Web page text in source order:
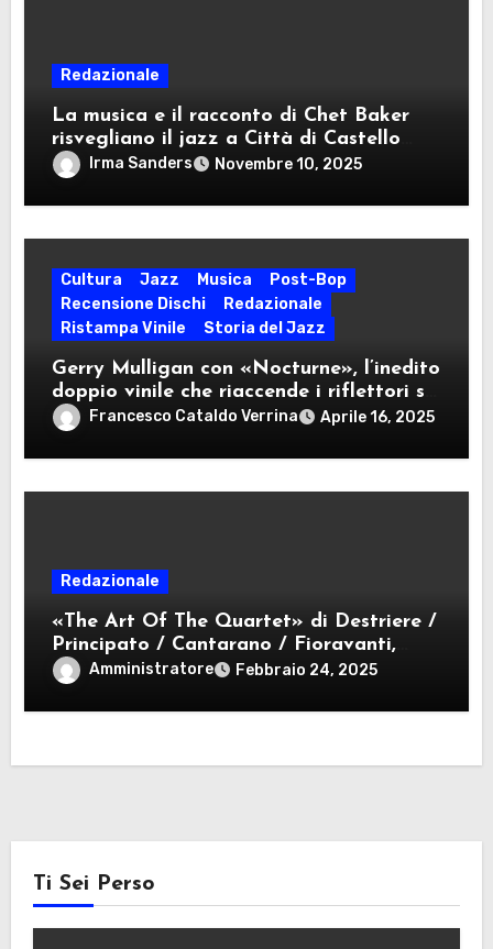
Redazionale
La musica e il racconto di Chet Baker
risvegliano il jazz a Città di Castello
(PG)Irma Sanders Novembre 10, 2025
Cultura Jazz Musica
Post-Bop
Recensione Dischi
Redazionale
Ristampa Vinile
Storia del Jazz
Gerry Mulligan con «Nocturne», l’inedito
doppio vinile che riaccende i riflettori su
una delle figure più emblematiche del
jazz moderno (Red Records, 2025)
Francesco Cataldo Verrina Aprile 16, 2025
Redazionale
«The Art Of The Quartet» di Destriere /
Principato / Cantarano / Fioravanti,
quando l’impresa eccezionale è essere
normali
Amministratore Febbraio 24, 2025
Ti Sei Perso